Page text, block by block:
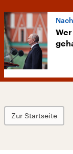
Zur Startseite